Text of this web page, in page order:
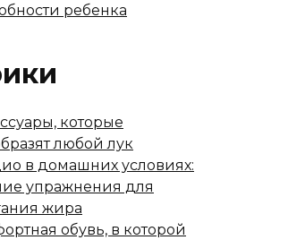
ребенка
которые
любой лук
в домашних условиях:
упражнения для
жира
обувь, в которой